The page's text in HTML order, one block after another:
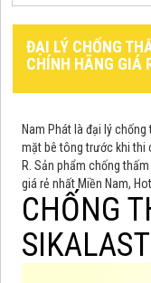
ĐẠI LÝ CHỐNG
CHÍNH HÃNG GIÁ
Nam Phát là đại lý chống
mặt bê tông trước khi
R. Sản phẩm chống
giá rẻ nhất Miền Nam,
CHỐNG